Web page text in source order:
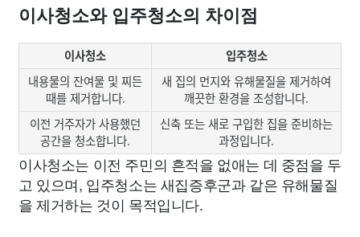
이사청소와 입주청소의 차이점
이사청소
입주청소
내용물의 잔여물 및 찌든
때를 제거합니다.
새 집의 먼지와 유해물질을 제거하여
깨끗한 환경을 조성합니다.
이전 거주자가 사용했던
공간을 청소합니다.
신축 또는 새로 구입한 집을 준비하는
과정입니다.
이사청소는 이전 주민의 흔적을 없애는 데 중점을 두
고 있으며, 입주청소는 새집증후군과 같은 유해물질
을 제거하는 것이 목적입니다.